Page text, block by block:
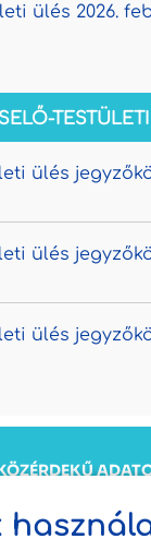
ülés 2026.
ülés
ülés
ülés